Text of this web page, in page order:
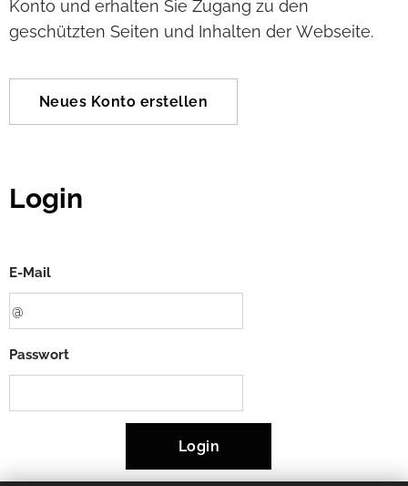
Konto und erhalten Sie Zugang zu den
geschützten Seiten und Inhalten der Webseite.
Neues Konto erstellen
Login
E-Mail
Passwort
Login